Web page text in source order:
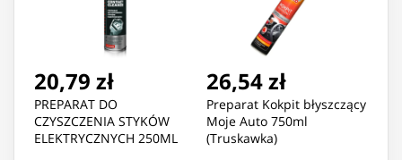
20,79 zł
PREPARAT DO
CZYSZCZENIA STYKÓW
ELEKTRYCZNYCH 250ML
26,54 zł
Preparat Kokpit błyszczący
Moje Auto 750ml
(Truskawka)